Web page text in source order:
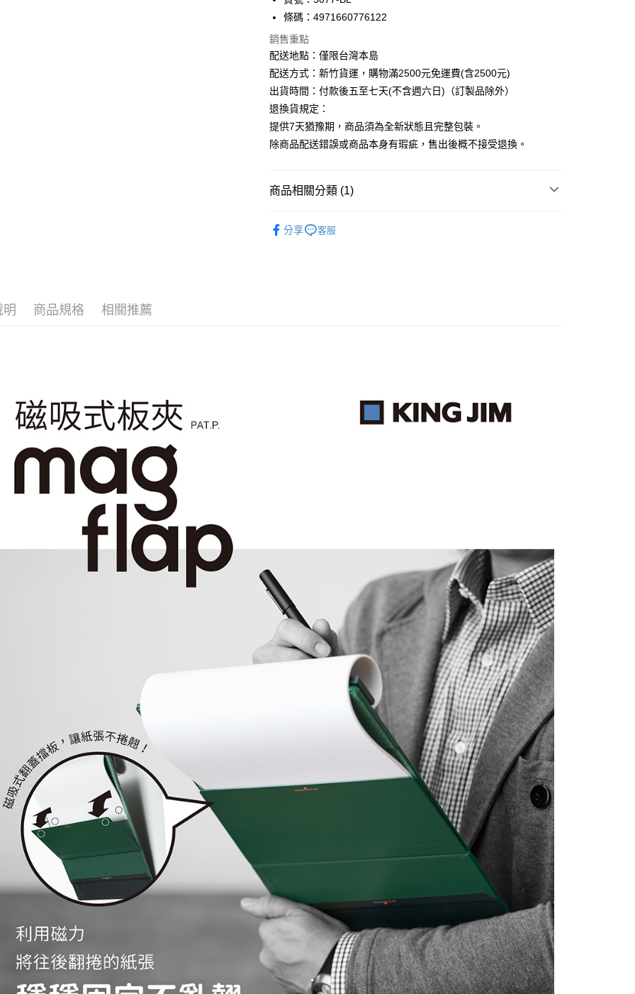
下單前請先詢問庫存
每筆NT$130，滿NT$2,500(含以上)免運費
條碼：4971660776122
銷售重點
配送地點：僅限台灣本島
配送方式：新竹貨運，購物滿2500元免運費(含2500元)
出貨時間：付款後五至七天(不含週六日)（訂製品除外）
退換貨規定：
提供7天猶豫期，商品須為全新狀態且完整包裝。
除商品配送錯誤或商品本身有瑕疵，售出後概不接受退換。
商品相關分類 (1)
分享
客服
明 商品規格 相關推薦